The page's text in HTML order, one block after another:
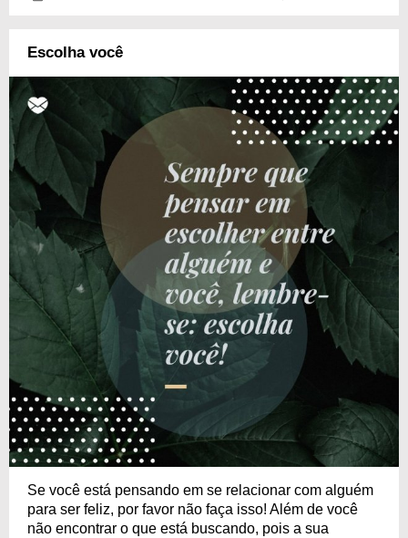
Escolha você
Se você está pensando em se relacionar com alguém
para ser feliz, por favor não faça isso! Além de você
não encontrar o que está buscando, pois a sua